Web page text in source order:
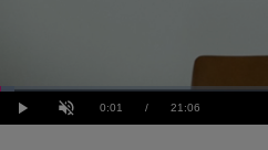
Play UnmuteCurrent
0:01 / Duration
21:06
Loaded:
2.85%